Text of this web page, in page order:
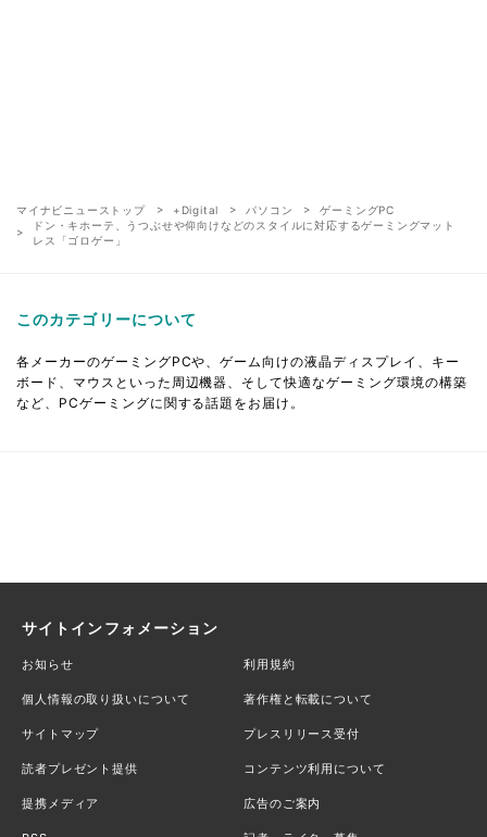
マイナビニューストップ +Digital パソコン
ゲーミングPC
ドン・キホーテ、うつぶせや仰向けなどのスタイルに対応するゲーミングマット
レス「ゴロゲー」
このカテゴリーについて
各メーカーのゲーミングPCや、ゲーム向けの液晶ディスプレイ、キー
ボード、マウスといった周辺機器、そして快適なゲーミング環境の構築
など、PCゲーミングに関する話題をお届け。
サイトインフォメーション
お知らせ 利用規約
個人情報の取り扱いについて 著作権と転載について
サイトマップ プレスリリース受付
読者プレゼント提供 コンテンツ利用について
提携メディア 広告のご案内